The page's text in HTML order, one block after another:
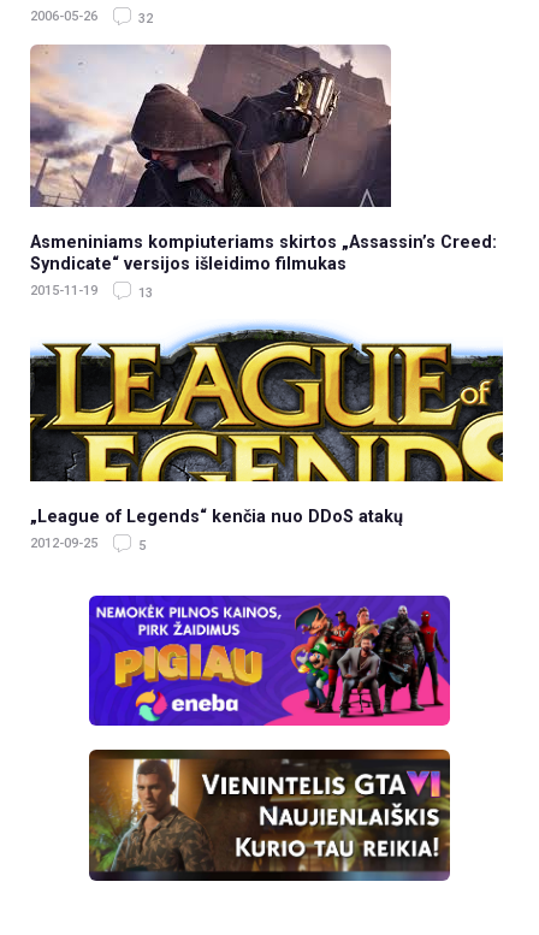
2006-05-26 32
Asmeniniams kompiuteriams skirtos „Assassin’s Creed:
Syndicate“ versijos išleidimo filmukas
2015-11-19 13
„League of Legends“ kenčia nuo DDoS atakų
2012-09-25 5